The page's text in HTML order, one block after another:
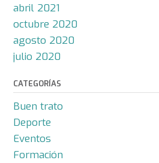
abril 2021
octubre 2020
agosto 2020
julio 2020
CATEGORÍAS
Buen trato
Deporte
Eventos
Formación